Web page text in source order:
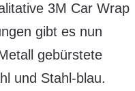
3M Car Wrap
gibt es nun
gebürstete
und Stahl-blau.